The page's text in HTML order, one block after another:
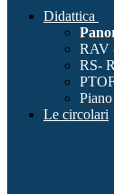
Didattica
RAV
RS-
Le circolari